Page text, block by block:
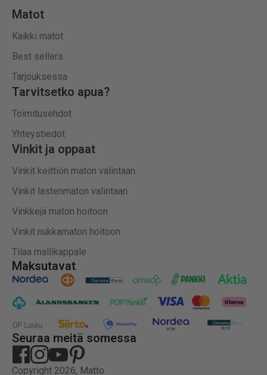
Maksutavat
Seuraa meitä somessa
Copyright 2026, Matto
Matot
Kaikki matot
Best sellers
Tarjouksessa
Tarvitsetko apua?
Toimitusehdot
Yhteystiedot
Vinkit ja oppaat
Vinkit keittiön maton valintaan
Vinkit lastenmaton valintaan
Vinkkejä maton hoitoon
Vinkit nukkamaton hoitoon
Tilaa mallikappale